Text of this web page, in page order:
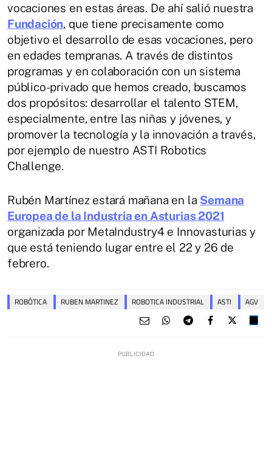
vocaciones en estas áreas. De ahí salió nuestra
Fundación, que tiene precisamente como
objetivo el desarrollo de esas vocaciones, pero
en edades tempranas. A través de distintos
programas y en colaboración con un sistema
público-privado que hemos creado, buscamos
dos propósitos: desarrollar el talento STEM,
especialmente, entre las niñas y jóvenes, y
promover la tecnología y la innovación a través,
por ejemplo de nuestro ASTI Robotics
Challenge.
Rubén Martínez estará mañana en la Semana
Europea de la Industria en Asturias 2021
organizada por MetaIndustry4 e Innovasturias y
que está teniendo lugar entre el 22 y 26 de
febrero.
ROBÓTICA RUBEN MARTINEZ ROBOTICA INDUSTRIAL ASTI AGV